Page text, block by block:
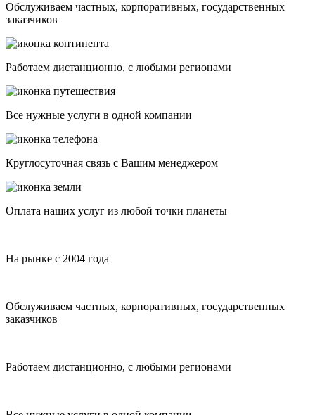
Обслуживаем частных, корпоративных, государственных
заказчиков
Работаем дистанционно, с любыми регионами
Все нужные услуги в одной компании
Круглосуточная связь с Вашим менеджером
Оплата наших услуг из любой точки планеты
На рынке с 2004 года
Обслуживаем частных, корпоративных, государственных
заказчиков
Работаем дистанционно, с любыми регионами